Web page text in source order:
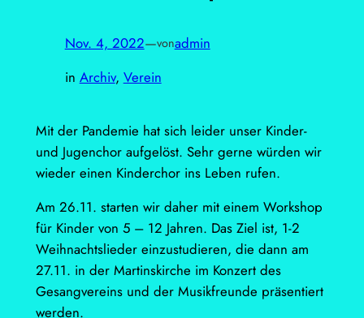
Nov. 4, 2022—vonadmin
in Archiv, Verein
Mit der Pandemie hat sich leider unser Kinder-
und Jugenchor aufgelöst. Sehr gerne würden wir
wieder einen Kinderchor ins Leben rufen.
Am 26.11. starten wir daher mit einem Workshop
für Kinder von 5 – 12 Jahren. Das Ziel ist, 1-2
Weihnachtslieder einzustudieren, die dann am
27.11. in der Martinskirche im Konzert des
Gesangvereins und der Musikfreunde präsentiert
werden.